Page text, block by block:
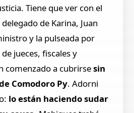
Tiene que ver con el
de Karina, Juan
y la pulseada por
jueces, fiscales y
comenzado a cubrirsesin
Comodoro Py. Adorni
lo están haciendo sudar